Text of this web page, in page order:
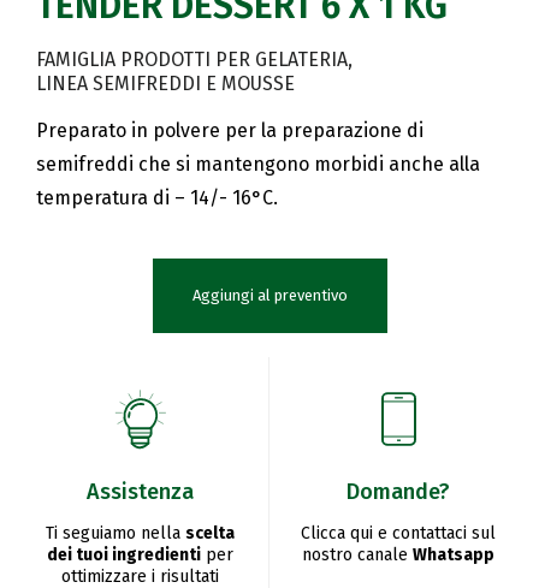
FAMIGLIA PRODOTTI PER GELATERIA
LINEA SEMIFREDDI E MOUSSE
Preparato in polvere per la preparazione di
semifreddi che si mantengono morbidi anche alla
temperatura di – 14/- 16°C.
Aggiungi al preventivo
Assistenza
Ti seguiamo nella scelta
dei tuoi ingredienti per
ottimizzare i risultati
Domande?
Clicca qui e contattaci sul
nostro canale Whatsapp